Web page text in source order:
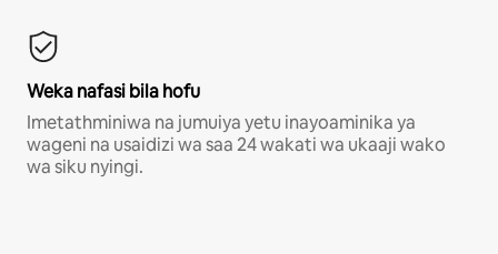
Weka nafasi bila hofu
Imetathminiwa na jumuiya yetu inayoaminika ya
wageni na usaidizi wa saa 24 wakati wa ukaaji wako
wa siku nyingi.